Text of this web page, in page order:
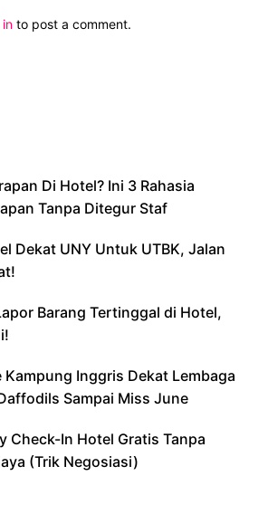
to post a comment.
Di Hotel? Ini 3 Rahasia
Tanpa Ditegur Staf
Dekat UNY Untuk UTBK, Jalan
Barang Tertinggal di Hotel,
Kampung Inggris Dekat Lembaga
Sampai Miss June
Check-In Hotel Gratis Tanpa
(Trik Negosiasi)